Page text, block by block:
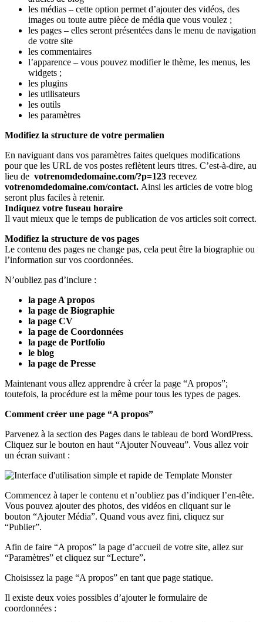
les médias – cette option permet d’ajouter des vidéos, des
images ou toute autre pièce de média que vous voulez ;
les pages – elles seront présentées dans le menu de navigation
de votre site
les commentaires
l’apparence – vous pouvez modifier le thème, les menus, les
widgets ;
les plugins
les utilisateurs
les outils
les paramètres
Modifiez la structure de votre permalien
En naviguant dans vos paramètres faites quelques modifications
pour que les URL de vos postes reflètent leurs titres. C’est-à-dire, au
lieu de votrenomdedomaine.com/?p=123 recevez
votrenomdedomaine.com/contact. Ainsi les articles de votre blog
seront plus faciles à retenir.
Indiquez votre fuseau horaire
Il vaut mieux que le temps de publication de vos articles soit correct.
Modifiez la structure de vos pages
Le contenu des pages ne change pas, cela peut être la biographie ou
l’information sur vos coordonnées.
N’oubliez pas d’inclure :
la page A propos
la page de Biographie
la page CV
la page de Coordonnées
la page de Portfolio
le blog
la page de Presse
Maintenant vous allez apprendre à créer la page “A propos”;
toutefois, la procédure est la même pour tous les types de pages.
Comment créer une page “A propos”
Parvenez à la section des Pages dans le tableau de bord WordPress.
Cliquez sur le bouton en haut “Ajouter Nouveau”. Vous allez voir
un écran suivant :
Commencez à taper le contenu et n’oubliez pas d’indiquer l’en-tête.
Vous pouvez ajouter des photos, des vidéos en cliquant sur le
bouton “Ajouter Média”. Quand vous avez fini, cliquez sur
“Publier”.
Afin de faire “A propos” la page d’accueil de votre site, allez sur
“Paramètres” et cliquez sur “Lecture”.
Choisissez la page “A propos” en tant que page statique.
Il existe deux voies possibles d’ajouter le formulaire de
coordonnées :